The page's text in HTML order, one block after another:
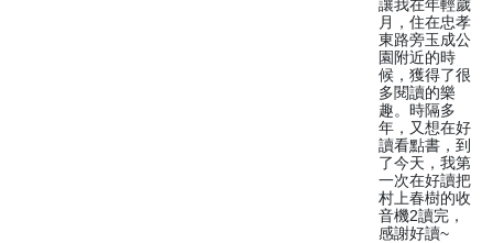
讓我在年輕歲
月，住在忠孝
東路旁玉成公
園附近的時
候，獲得了很
多閱讀的樂
趣。時隔多
年，又想在好
讀看點書，到
了今天，我第
一次在好讀把
村上春樹的收
音機2讀完，
感謝好讀~